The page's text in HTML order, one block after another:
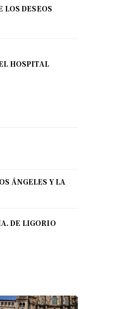
LOS DESEOS
HOSPITAL
ÁNGELES Y LA
DE LIGORIO